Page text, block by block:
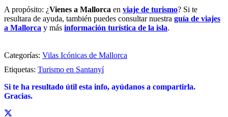
A propósito: ¿Vienes a Mallorca en viaje de turismo? Si te
resultara de ayuda, también puedes consultar nuestra guía de viajes
a Mallorca y más información turística de la isla.
Categorías: Vilas Icónicas de Mallorca
Etiquetas: Turismo en Santanyí
Si te ha resultado útil esta info, ayúdanos a compartirla.
Gracias.